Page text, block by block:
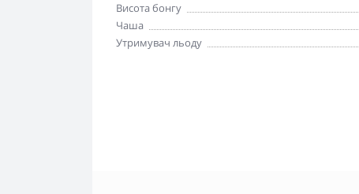
Висота бонгу
Чаша
Утримувач льоду